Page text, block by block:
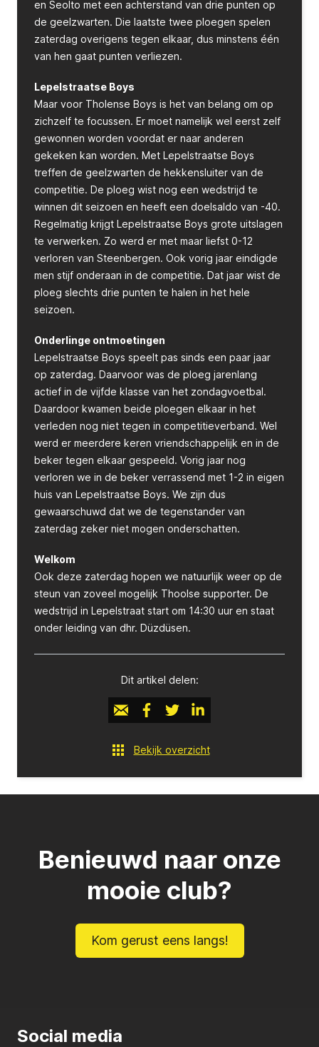
en Seolto met een achterstand van drie punten op
de geelzwarten. Die laatste twee ploegen spelen
zaterdag overigens tegen elkaar, dus minstens één
van hen gaat punten verliezen.
Lepelstraatse Boys
Maar voor Tholense Boys is het van belang om op
zichzelf te focussen. Er moet namelijk wel eerst zelf
gewonnen worden voordat er naar anderen
gekeken kan worden. Met Lepelstraatse Boys
treffen de geelzwarten de hekkensluiter van de
competitie. De ploeg wist nog een wedstrijd te
winnen dit seizoen en heeft een doelsaldo van -40.
Regelmatig krijgt Lepelstraatse Boys grote uitslagen
te verwerken. Zo werd er met maar liefst 0-12
verloren van Steenbergen. Ook vorig jaar eindigde
men stijf onderaan in de competitie. Dat jaar wist de
ploeg slechts drie punten te halen in het hele
seizoen.
Onderlinge ontmoetingen
Lepelstraatse Boys speelt pas sinds een paar jaar
op zaterdag. Daarvoor was de ploeg jarenlang
actief in de vijfde klasse van het zondagvoetbal.
Daardoor kwamen beide ploegen elkaar in het
verleden nog niet tegen in competitieverband. Wel
werd er meerdere keren vriendschappelijk en in de
beker tegen elkaar gespeeld. Vorig jaar nog
verloren we in de beker verrassend met 1-2 in eigen
huis van Lepelstraatse Boys. We zijn dus
gewaarschuwd dat we de tegenstander van
zaterdag zeker niet mogen onderschatten.
Welkom
Ook deze zaterdag hopen we natuurlijk weer op de
steun van zoveel mogelijk Thoolse supporter. De
wedstrijd in Lepelstraat start om 14:30 uur en staat
onder leiding van dhr. Düzdüsen.
Dit artikel delen:
Bekijk overzicht
Benieuwd naar onze
mooie club?
Kom gerust eens langs!
Social media